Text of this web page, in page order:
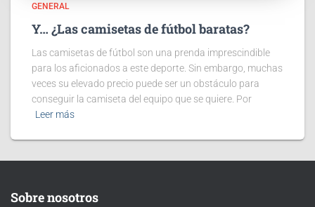
GENERAL
Y… ¿Las camisetas de fútbol baratas?
Las camisetas de fútbol son una prenda imprescindible
para los aficionados a este deporte. Sin embargo, muchas
veces su elevado precio puede ser un obstáculo para
conseguir la camiseta del equipo que se quiere. Por
Leer más
Sobre nosotros